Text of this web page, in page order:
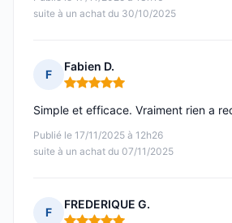
suite à un achat du 30/10/2025
F
Fabien D.
Note : 5 sur 5
Publié le 17/11/2025 à 12h26
suite à un achat du 07/11/2025
Simple et efficace. Vraiment rien a
F
FREDERIQUE G.